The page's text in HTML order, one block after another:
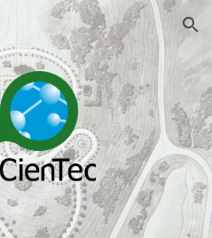
Skip to navigation